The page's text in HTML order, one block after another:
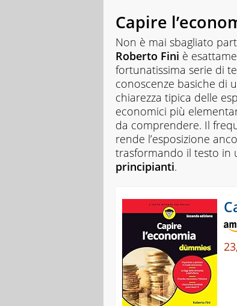
solo
giovani
studenti,
ma
anche
genitori
e
insegnanti
con
più
di
1.500
lezioni
ed
esercizi
di
approfondimento
e
infografiche.
Ogni
lezione
è
pensata
e
Capire
Non è mai sbagliato
Roberto Fini è
fortunatissima serie di
conoscenze basiche di
chiarezza tipica delle
economici più
da comprendere. Il
rende l’esposizione
trasformando il testo in
principianti.